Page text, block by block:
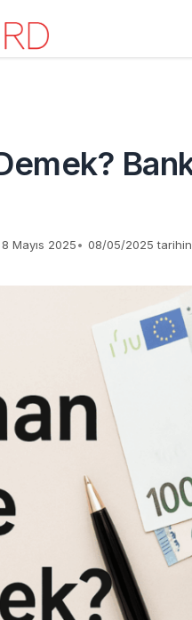
8 Mayıs 2025 08/05/2025